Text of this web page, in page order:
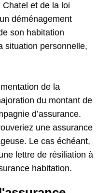
et de la loi
déménagement
son habitation
situation personnelle,
de la
du montant de
d’assurance.
une assurance
Le cas échéant,
lettre de résiliation à
habitation.